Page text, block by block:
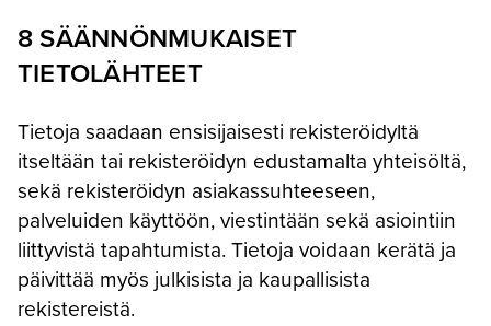
8 SÄÄNNÖNMUKAISET
TIETOLÄHTEET
Tietoja saadaan ensisijaisesti rekisteröidyltä
itseltään tai rekisteröidyn edustamalta yhteisöltä,
sekä rekisteröidyn asiakassuhteeseen,
palveluiden käyttöön, viestintään sekä asiointiin
liittyvistä tapahtumista. Tietoja voidaan kerätä ja
päivittää myös julkisista ja kaupallisista
rekistereistä.